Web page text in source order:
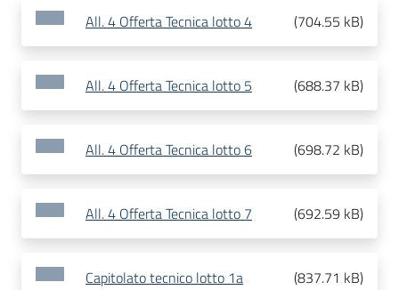
All. 4 Offerta Tecnica lotto 4 (704.55 kB)
All. 4 Offerta Tecnica lotto 5 (688.37 kB)
All. 4 Offerta Tecnica lotto 6 (698.72 kB)
All. 4 Offerta Tecnica lotto 7 (692.59 kB)
Capitolato tecnico lotto 1a (837.71 kB)